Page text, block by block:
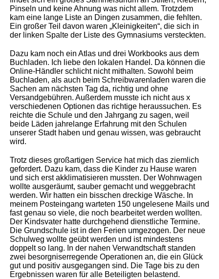
Pinseln und keine Ahnung was nicht allem. Trotzdem
kam eine lange Liste an Dingen zusammen, die fehlten.
Ein großer Teil davon waren „Kleinigkeiten“, die sich in
der linken Spalte der Liste des Gymnasiums versteckten.
Dazu kam noch ein Atlas und drei Workbooks aus dem
Buchladen. Ich liebe den lokalen Handel. Da können die
Online-Händler schlicht nicht mithalten. Sowohl beim
Buchladen, als auch beim Schreibwarenladen waren die
Sachen am nächsten Tag da, richtig und ohne
Versandgebühren. Außerdem musste ich nicht aus x
verschiedenen Optionen das richtige heraussuchen. Es
reichte die Schule und den Jahrgang zu sagen, weil
beide Läden jahrelange Erfahrung mit den Schulen
unserer Stadt haben und genau wissen, was gebraucht
wird.
Trotz dieses großartigen Service hat mich das ziemlich
gefordert. Dazu kam, dass die Kinder zu Hause waren
und sich erst akklimatisieren mussten. Der Wohnwagen
wollte ausgeräumt, sauber gemacht und weggebracht
werden. Wir hatten ein bisschen dreckige Wäsche. In
meinem Posteingang warteten 150 ungelesene Mails und
fast genau so viele, die noch bearbeitet werden wollten.
Der Kindsvater hatte durchgehend dienstliche Termine.
Die Grundschule ist in den Ferien umgezogen. Der neue
Schulweg wollte geübt werden und ist mindestens
doppelt so lang. In der nahen Verwandtschaft standen
zwei besorgniserregende Operationen an, die ein Glück
gut und positiv ausgegangen sind. Die Tage bis zu den
Ergebnissen waren für alle Beteiligten belastend.